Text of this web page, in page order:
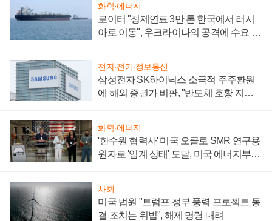
화학·에너지
로이터 "정제연료 3만 톤 한국에서 러시
아로 이동", 우크라이나의 공격에 수요 늘
전자·전기·정보통신
삼성전자 SK하이닉스 소극적 주주환원
에 해외 증권가 비판, "반도체 호황 지속
화학·에너지
'한수원 협력사' 미국 오클로 SMR 연구용
원자로 '임계 상태' 도달, 미국 에너지부
사회
미국 법원 "트럼프 정부 풍력 프로젝트 동
결 조치는 위법", 해제 명령 내려